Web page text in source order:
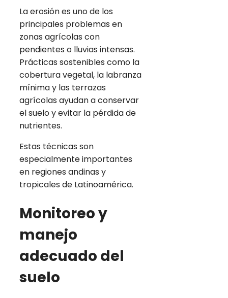
La erosión es uno de los
principales problemas en
zonas agrícolas con
pendientes o lluvias intensas.
Prácticas sostenibles como la
cobertura vegetal, la labranza
mínima y las terrazas
agrícolas ayudan a conservar
el suelo y evitar la pérdida de
nutrientes.
Estas técnicas son
especialmente importantes
en regiones andinas y
tropicales de Latinoamérica.
Monitoreo y
manejo
adecuado del
suelo